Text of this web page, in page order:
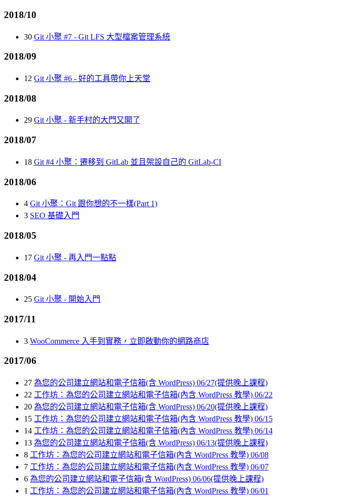
2018/10
30 Git 小聚 #7 - Git LFS 大型檔案管理系統
2018/09
12 Git 小聚 #6 - 好的工具帶你上天堂
2018/08
29 Git 小聚 - 新手村的大門又開了
2018/07
18 Git #4 小聚：遷移到 GitLab 並且架設自己的 GitLab-CI
2018/06
4 Git 小聚：Git 跟你想的不一樣(Part 1)
3 SEO 基礎入門
2018/05
17 Git 小聚 - 再入門一點點
2018/04
25 Git 小聚 - 開始入門
2017/11
3 WooCommerce 入手到實務，立即啟動你的網路商店
2017/06
27 為您的公司建立網站和電子信箱(含 WordPress) 06/27(提供晚上課程)
22 工作坊：為您的公司建立網站和電子信箱(內含 WordPress 教學) 06/22
20 為您的公司建立網站和電子信箱(含 WordPress) 06/20(提供晚上課程)
15 工作坊：為您的公司建立網站和電子信箱(內含 WordPress 教學) 06/15
14 工作坊：為您的公司建立網站和電子信箱(內含 WordPress 教學) 06/14
13 為您的公司建立網站和電子信箱(含 WordPress) 06/13(提供晚上課程)
8 工作坊：為您的公司建立網站和電子信箱(內含 WordPress 教學) 06/08
7 工作坊：為您的公司建立網站和電子信箱(內含 WordPress 教學) 06/07
6 為您的公司建立網站和電子信箱(含 WordPress) 06/06(提供晚上課程)
1 工作坊：為您的公司建立網站和電子信箱(內含 WordPress 教學) 06/01